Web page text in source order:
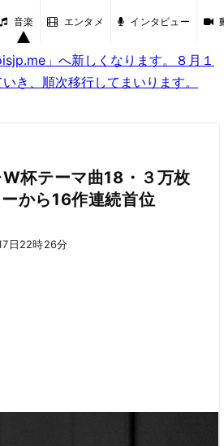
音楽 エンタメ インタビュー
」へ新しくなります。８月１
き、順次移行してまいります。
杯テーマ曲18・３万枚
から16作連続首位
日22時26分